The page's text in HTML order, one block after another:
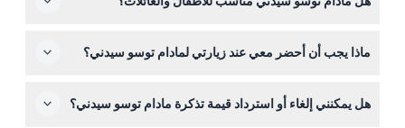
16 يجب أن يكونوا برفقة شخص بالغ عمره 18 سنة أو أكثر. ومع
ماذا يجب أن أحضر معي عند زيارتي لمادام توسو سيدني؟
بطاقة ديجي فوتو باسو، وكاميرا لالتقاط صور إضافية. وأيضًا من
هل يمكنني إلغاء أو استرداد قيمة تذكرة مادام توسو سيدني؟